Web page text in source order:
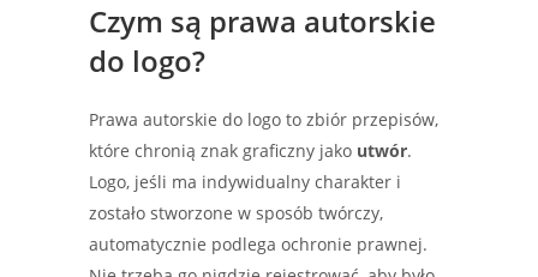
Czym są prawa autorskie
do logo?
Prawa autorskie do logo to zbiór przepisów,
które chronią znak graficzny jako utwór.
Logo, jeśli ma indywidualny charakter i
zostało stworzone w sposób twórczy,
automatycznie podlega ochronie prawnej.